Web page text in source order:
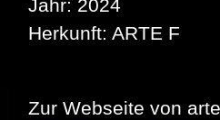
Jahr: 2024
Herkunft: ARTE F
Zur Webseite von